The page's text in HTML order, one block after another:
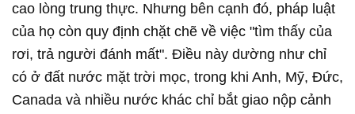
cao lòng trung thực. Nhưng bên cạnh đó, pháp luật
của họ còn quy định chặt chẽ về việc "tìm thấy của
rơi, trả người đánh mất". Điều này dường như chỉ
có ở đất nước mặt trời mọc, trong khi Anh, Mỹ, Đức,
Canada và nhiều nước khác chỉ bắt giao nộp cảnh